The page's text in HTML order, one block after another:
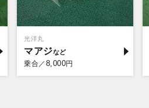
光洋丸
マアジ
乗合／ 8,000円